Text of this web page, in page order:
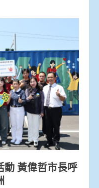
動 黃偉哲市長呼